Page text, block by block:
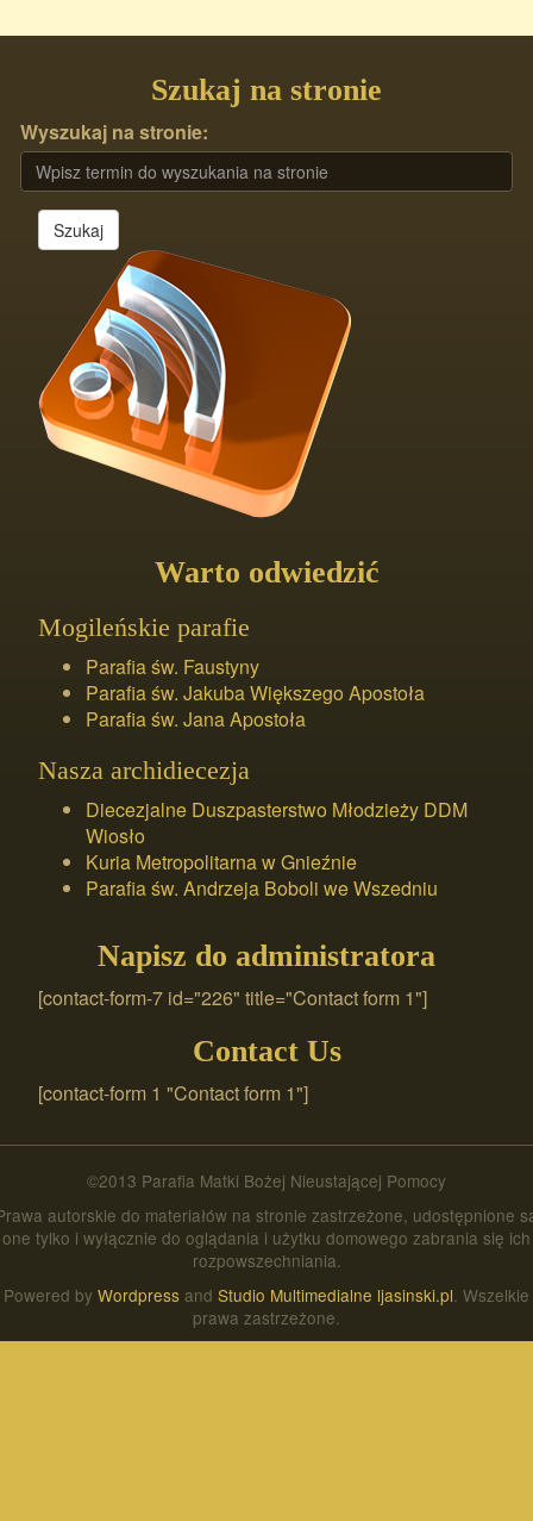
Szukaj na stronie
Wyszukaj na stronie:
Szukaj
Warto odwiedzić
Mogileńskie parafie
Parafia św. Faustyny
Parafia św. Jakuba Większego Apostoła
Parafia św. Jana Apostoła
Nasza archidiecezja
Diecezjalne Duszpasterstwo Młodzieży DDM
Wiosło
Kuria Metropolitarna w Gnieźnie
Parafia św. Andrzeja Boboli we Wszedniu
Napisz do administratora
[contact-form-7 id="226" title="Contact form 1"]
Contact Us
[contact-form 1 "Contact form 1"]
©2013 Parafia Matki Bożej Nieustającej Pomocy
autorskie do materiałów na stronie zastrzeżone, udostępnione
one tylko i wyłącznie do oglądania i użytku domowego zabrania się ich
rozpowszechniania.
Powered by Wordpress and Studio Multimedialne ljasinski.pl. Wszelkie
prawa zastrzeżone.